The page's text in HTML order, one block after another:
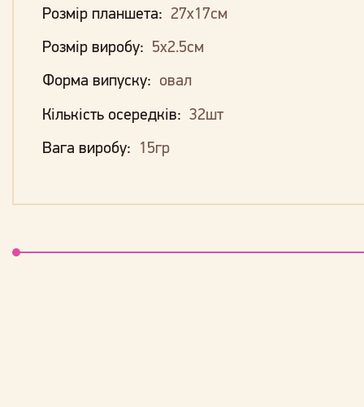
Розмір планшета: 27х17см
Розмір виробу: 5х2.5см
Форма випуску: овал
Кількість осередків: 32шт
Вага виробу: 15гр